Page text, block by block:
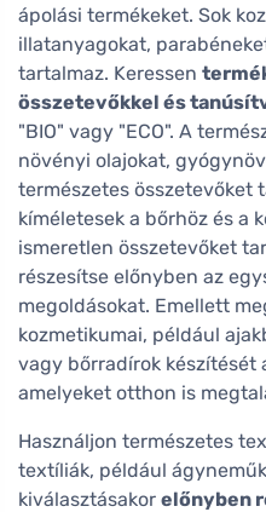
ápolási termékeket. Sok
illatanyagokat,
tartalmaz. Keressen
összetevőkkel és
"BIO" vagy "ECO". A
növényi olajokat,
természetes összetevőket
kíméletesek a bőrhöz és a
ismeretlen összetevőket
részesítse előnyben az
megoldásokat. Emellett
kozmetikumai, például
vagy bőrradírok készítését
amelyeket otthon is
Használjon természetes
textíliák, például
kiválasztásakor előnyben